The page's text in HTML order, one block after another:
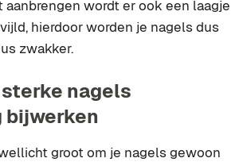
wordt er ook een laagje
hierdoor worden je nagels dus
zwakker.
nagels
groot om je nagels gewoon